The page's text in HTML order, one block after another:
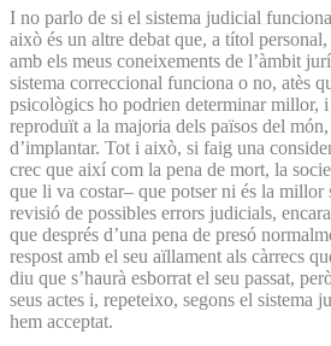
I no parlo de si el sistema judicial
això és un altre debat que, a títol
amb els meus coneixements de l’àmbit
sistema correccional funciona o no, atès
psicològics ho podrien determinar millor, i
reproduït a la majoria dels països del
d’implantar. Tot i això, si faig una
crec que així com la pena de mort, la
que li va costar– que potser ni és la millor
revisió de possibles errors judicials,
que després d’una pena de presó
respost amb el seu aïllament als càrrecs
diu que s’haurà esborrat el seu passat,
seus actes i, repeteixo, segons el sistema
hem acceptat.